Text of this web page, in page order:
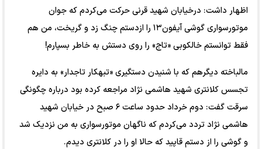
اظهار داشت: درخیابان شهید قرنی حرکت می‌کردم که جوان
موتورسواری گوشی آیفون۱۳ را ازدستم چنگ زد و گریخت، من هم
فقط توانستم خالکوبی «تاج» را روی دستش به خاطر بسپارم!
مالباخته دیگرهم که با شنیدن دستگیری «تبهکار تاجدار» به دایره
تجسس کلانتری شهید هاشمی نژاد مراجعه کرده بود درباره چگونگی
سرقت گفت: دوم خرداد حدود ساعت ۶ صبح در خیابان شهید
هاشمی نژاد تردد می‌کردم که ناگهان موتورسواری به من نزدیک شد
و گوشی را از دستم قاپید که حالا او را در کلانتری دیدم.